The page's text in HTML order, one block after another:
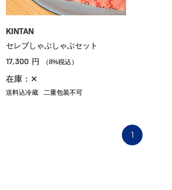
KINTAN
セレブしゃぶしゃぶセット
17,300 円 （8%税込）
在庫：✕
送料込冷蔵 二重包装不可
1